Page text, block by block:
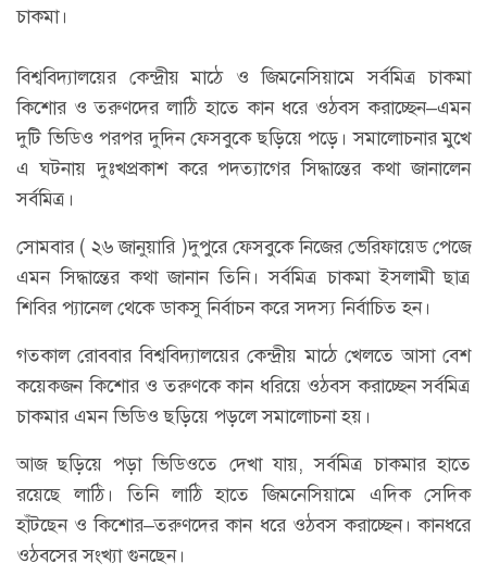
চাকমা।
বিশ্ববিদ্যালয়ের কেন্দ্রীয় মাঠে ও জিমনেসিয়ামে সর্বমিত্র চাকমা
কিশোর ও তরুণদের লাঠি হাতে কান ধরে ওঠবস করাচ্ছেন–এমন
দুটি ভিডিও পরপর দুদিন ফেসবুকে ছড়িয়ে পড়ে। সমালোচনার মুখে
এ ঘটনায় দুঃখপ্রকাশ করে পদত্যাগের সিদ্ধান্তের কথা জানালেন
সর্বমিত্র।
সোমবার ( ২৬ জানুয়ারি )দুপুরে ফেসবুকে নিজের ভেরিফায়েড পেজে
এমন সিদ্ধান্তের কথা জানান তিনি। সর্বমিত্র চাকমা ইসলামী ছাত্র
শিবির প্যানেল থেকে ডাকসু নির্বাচন করে সদস্য নির্বাচিত হন।
গতকাল রোববার বিশ্ববিদ্যালয়ের কেন্দ্রীয় মাঠে খেলতে আসা বেশ
কয়েকজন কিশোর ও তরুণকে কান ধরিয়ে ওঠবস করাচ্ছেন সর্বমিত্র
চাকমার এমন ভিডিও ছড়িয়ে পড়লে সমালোচনা হয়।
আজ ছড়িয়ে পড়া ভিডিওতে দেখা যায়, সর্বমিত্র চাকমার হাতে
রয়েছে লাঠি। তিনি লাঠি হাতে জিমনেসিয়ামে এদিক সেদিক
হাঁটছেন ও কিশোর–তরুণদের কান ধরে ওঠবস করাচ্ছেন। কানধরে
ওঠবসের সংখ্যা গুনছেন।